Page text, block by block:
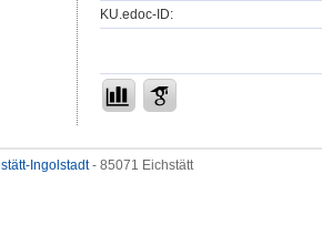
KU.edoc-ID:
Ingolstadt- 85071 Eichstätt